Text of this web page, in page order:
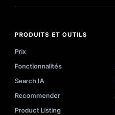
PRODUITS ET OUTILS
Prix
Fonctionnalités
Search IA
Recommender
Product Listing